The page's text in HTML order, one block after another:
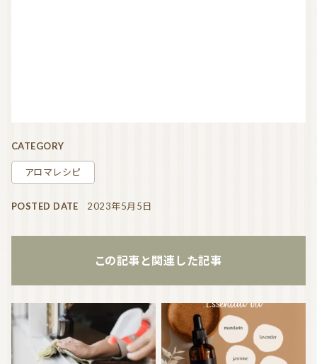
CATEGORY
アロマレシピ
POSTED DATE 2023年5月5日
この記事と関連した記事